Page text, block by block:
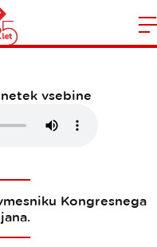
vsebine
Kongresnega